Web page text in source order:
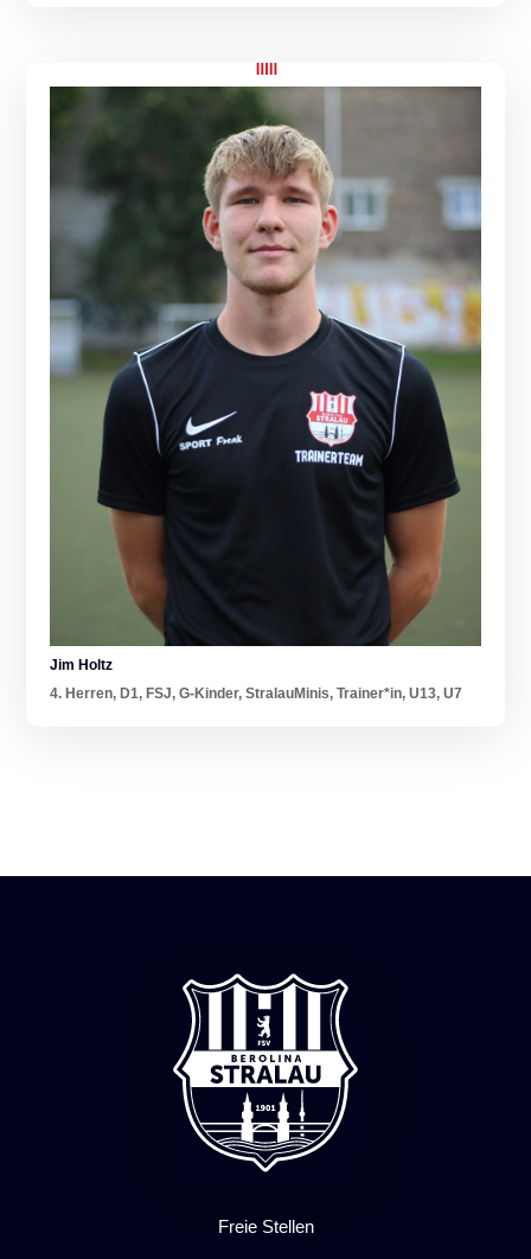
Jim Holtz
4. Herren,D1,FSJ,G-Kinder,StralauMinis,Trainer*in,U13,U7
Freie Stellen